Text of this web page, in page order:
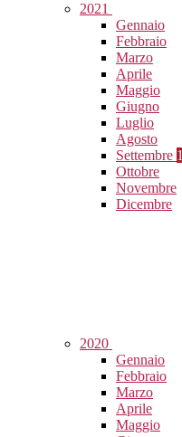
2021
Gennaio
Febbraio
Marzo
Aprile
Maggio
Giugno
Luglio
Agosto
Settembre 1
Ottobre
Novembre
Dicembre
2020
Gennaio
Febbraio
Marzo
Aprile
Maggio